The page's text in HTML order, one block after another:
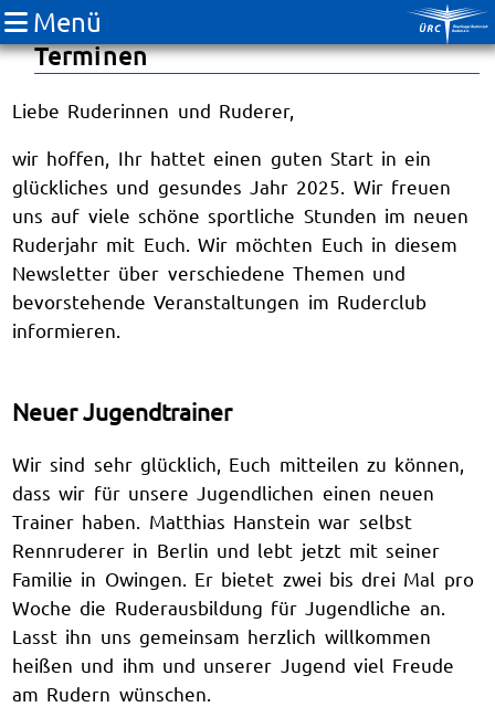
Menü
ÜRC Newsletter - Januar 2025 mit
Terminen
Liebe Ruderinnen und Ruderer,
wir hoffen, Ihr hattet einen guten Start in ein
glückliches und gesundes Jahr 2025. Wir freuen
uns auf viele schöne sportliche Stunden im neuen
Ruderjahr mit Euch. Wir möchten Euch in diesem
Newsletter über verschiedene Themen und
bevorstehende Veranstaltungen im Ruderclub
informieren.
Neuer Jugendtrainer
Wir sind sehr glücklich, Euch mitteilen zu können,
dass wir für unsere Jugendlichen einen neuen
Trainer haben. Matthias Hanstein war selbst
Rennruderer in Berlin und lebt jetzt mit seiner
Familie in Owingen. Er bietet zwei bis drei Mal pro
Woche die Ruderausbildung für Jugendliche an.
Lasst ihn uns gemeinsam herzlich willkommen
heißen und ihm und unserer Jugend viel Freude
am Rudern wünschen.